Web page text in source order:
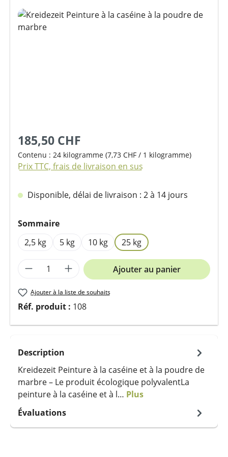
Ignorer la galerie d'images
185,50 CHF
Contenu : 24 kilogramme (7,73 CHF / 1 kilogramme)
Prix TTC, frais de livraison en sus
Disponible, délai de livraison : 2 à 14 jours
Sélectionnez
Sommaire
2,5 kg
5 kg 10 kg 25 kg
Quantité de produit : Entrez la
Ajouter au panier
Ajouter à la liste de souhaits
Réf. produit : 108
Description
Kreidezeit Peinture à la caséine et à la poudre de
marbre – Le produit écologique polyvalentLa
peinture à la caséine et à l… Plus
Évaluations